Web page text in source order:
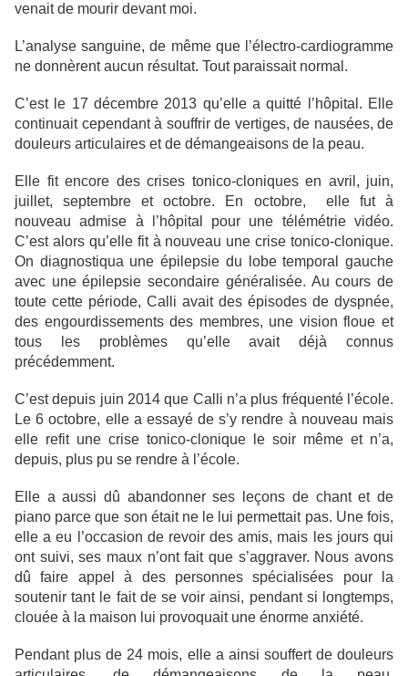
venait de mourir devant moi.
L’analyse sanguine, de même que l’électro-cardiogramme
ne donnèrent aucun résultat. Tout paraissait normal.
C’est le 17 décembre 2013 qu’elle a quitté l’hôpital. Elle
continuait cependant à souffrir de vertiges, de nausées, de
douleurs articulaires et de démangeaisons de la peau.
Elle fit encore des crises tonico-cloniques en avril, juin,
juillet, septembre et octobre. En octobre, elle fut à
nouveau admise à l’hôpital pour une télémétrie vidéo.
C’est alors qu’elle fit à nouveau une crise tonico-clonique.
On diagnostiqua une épilepsie du lobe temporal gauche
avec une épilepsie secondaire généralisée. Au cours de
toute cette période, Calli avait des épisodes de dyspnée,
des engourdissements des membres, une vision floue et
tous les problèmes qu’elle avait déjà connus
précédemment.
C’est depuis juin 2014 que Calli n’a plus fréquenté l’école.
Le 6 octobre, elle a essayé de s’y rendre à nouveau mais
elle refit une crise tonico-clonique le soir même et n’a,
depuis, plus pu se rendre à l’école.
Elle a aussi dû abandonner ses leçons de chant et de
piano parce que son était ne le lui permettait pas. Une fois,
elle a eu l’occasion de revoir des amis, mais les jours qui
ont suivi, ses maux n’ont fait que s’aggraver. Nous avons
dû faire appel à des personnes spécialisées pour la
soutenir tant le fait de se voir ainsi, pendant si longtemps,
clouée à la maison lui provoquait une énorme anxiété.
Pendant plus de 24 mois, elle a ainsi souffert de douleurs